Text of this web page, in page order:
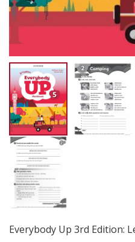
Everybody Up 3rd Edition: